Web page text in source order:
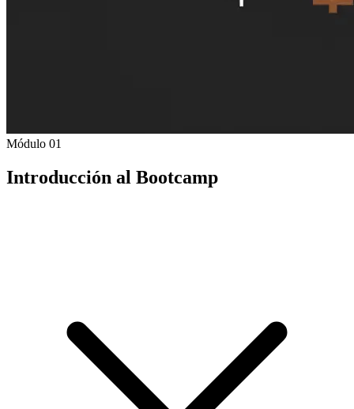
Módulo 01
Introducción al Bootcamp